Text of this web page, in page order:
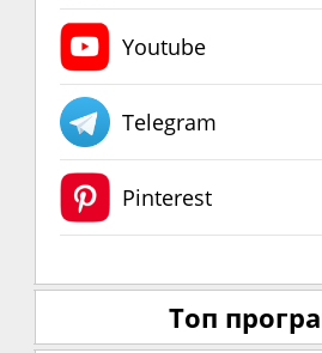
Youtube
Telegram
Pinterest
Топ